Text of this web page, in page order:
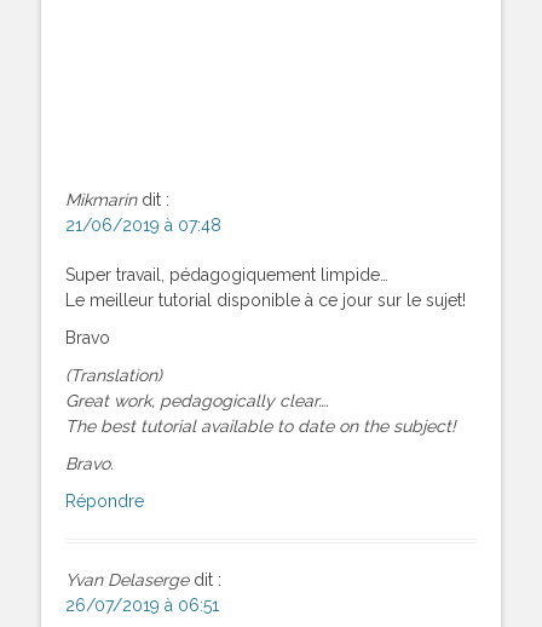
Mikmarin dit :
21/06/2019 à 07:48
Super travail, pédagogiquement limpide…
Le meilleur tutorial disponible à ce jour sur le sujet!
Bravo
(Translation)
Great work, pedagogically clear….
The best tutorial available to date on the subject!
Bravo.
Répondre
Yvan Delaserge dit :
26/07/2019 à 06:51